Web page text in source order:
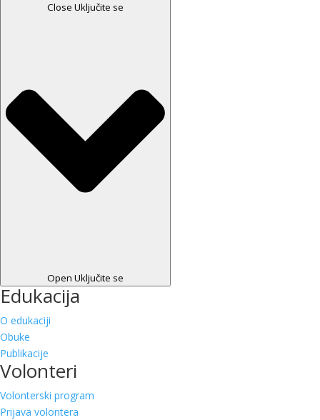
Close Uključite se
Open Uključite se
Edukacija
O edukaciji
Obuke
Publikacije
Volonteri
Volonterski program
Prijava volontera